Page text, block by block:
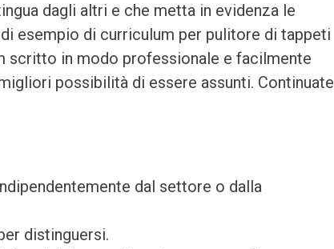
dagli altri e che metta in evidenza le
esempio di curriculum per pulitore di tappeti
scritto in modo professionale e facilmente
possibilità di essere assunti. Continuate
dal settore o dalla
distinguersi.